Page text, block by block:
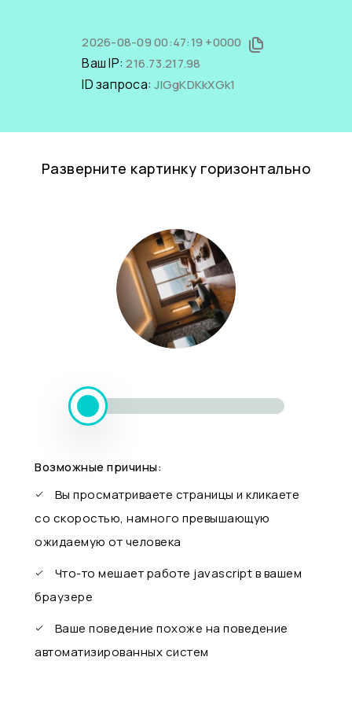
2026-08-09 00:47:19 +0000
Ваш IP:216.73.217.98
ID запроса:JlGgKDKkXGk1
Разверните картинку горизонтально
Возможные причины:
Вы просматриваете страницы и кликаете
со скоростью, намного превышающую
ожидаемую от человека
Что-то мешает работе javascript в вашем
браузере
Ваше поведение похоже на поведение
автоматизированных систем